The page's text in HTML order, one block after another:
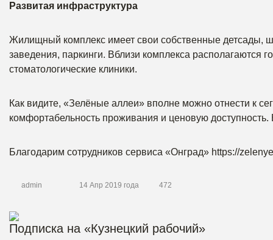
Развитая инфраструктура
Жилищный комплекс имеет свои собственные детсады,
заведения, паркинги. Вблизи комплекса располагаются
стоматологические клиники.
Как видите, «Зелёные аллеи» вполне можно отнести к
комфортабельность проживания и ценовую
Благодарим сотрудников сервиса «Онград» https://
admin 14 Апр 2019 года 472
Подписка на «Кузнецкий рабочий»